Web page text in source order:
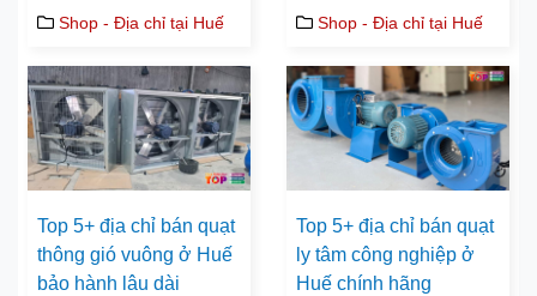
Shop - Địa chỉ tại Huế Shop - Địa chỉ tại Huế
Top 5+ địa chỉ bán quạt
thông gió vuông ở Huế
bảo hành lâu dài
Top 5+ địa chỉ bán quạt
ly tâm công nghiệp ở
Huế chính hãng